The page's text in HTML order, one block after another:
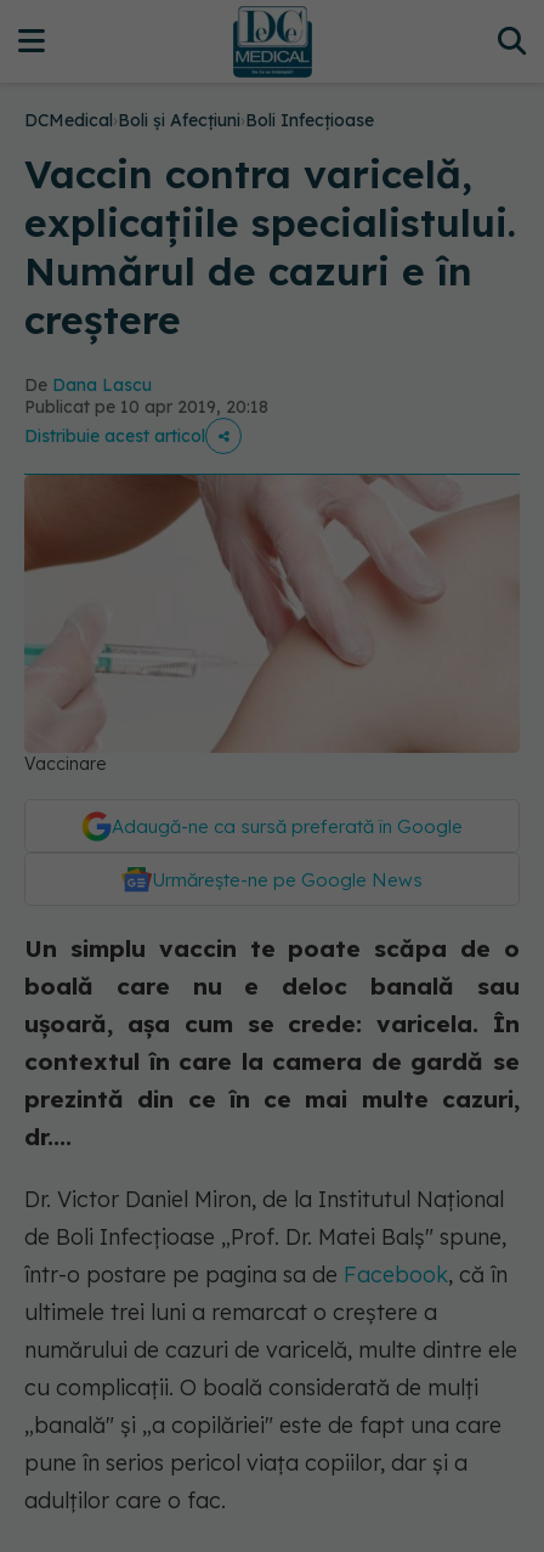
DCMedical›Boli și Afecțiuni›Boli Infecțioase
Vaccin contra varicelă,
explicațiile specialistului.
Numărul de cazuri e în
creștere
De Dana Lascu
Publicat pe 10 apr 2019, 20:18
Distribuie acest articol
Vaccinare
Adaugă-ne ca sursă preferată în Google
Urmărește-ne pe Google News
Un simplu vaccin te poate scăpa de o
boală care nu e deloc banală sau
ușoară, așa cum se crede: varicela. În
contextul în care la camera de gardă se
prezintă din ce în ce mai multe cazuri,
dr....
Dr. Victor Daniel Miron, de la Institutul Național
de Boli Infecțioase „Prof. Dr. Matei Balș" spune,
într-o postare pe pagina sa de Facebook, că în
ultimele trei luni a remarcat o creștere a
numărului de cazuri de varicelă, multe dintre ele
cu complicații. O boală considerată de mulți
„banală" și „a copilăriei" este de fapt una care
pune în serios pericol viața copiilor, dar și a
adulților care o fac.